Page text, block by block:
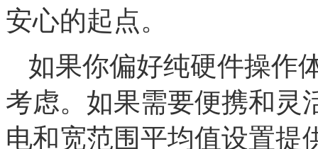
安心的起点。
如果你偏好纯硬件操作
考虑。如果需要便携和灵
电和宽范围平均值设置提